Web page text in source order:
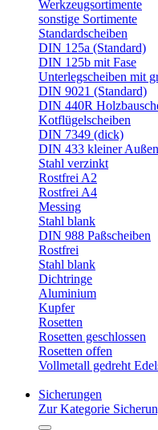
Werkzeugsortimente
sonstige Sortimente
Standardscheiben
DIN 125a (Standard)
DIN 125b mit Fase
Unterlegscheiben mit
DIN 9021 (Standard)
DIN 440R
Kotflügelscheiben
DIN 7349 (dick)
DIN 433 kleiner
Stahl verzinkt
Rostfrei A2
Rostfrei A4
Messing
Stahl blank
DIN 988 Paßscheiben
Rostfrei
Stahl blank
Dichtringe
Aluminium
Kupfer
Rosetten
Rosetten geschlossen
Rosetten offen
Vollmetall gedreht
Sicherungen
Zur Kategorie